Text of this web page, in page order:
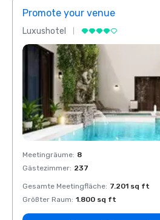
Promote your venue
Luxushotel
Meetingräume: 8
Gästezimmer: 237
Gesamte Meetingfläche: 7.201 sq ft
Größter Raum: 1.800 sq ft